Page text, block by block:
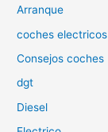
p
o
Arranque
coches electricos
Consejos coches
dgt
Diesel